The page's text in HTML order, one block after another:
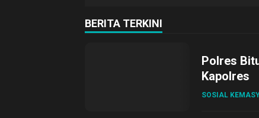
BERITA TERKINI
Polres
Kapolres
SOSIAL